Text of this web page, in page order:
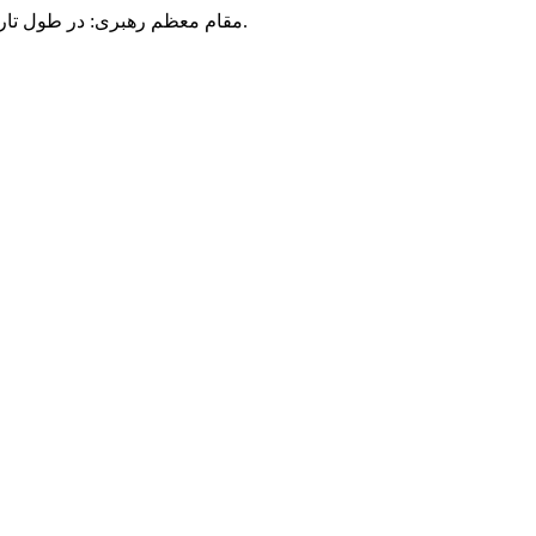
مقام معظم رهبری: در طول تاریخ، رنگ های گوناگون بر سیاست این کشور پهناور سایه افکند؛ اما رنگ ثابت مردم گیلان، رنگ ایمان بود.